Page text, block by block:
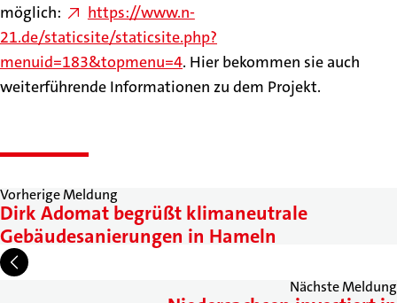
möglich:
https://www.n-
21.de/staticsite/staticsite.php?
menuid=183&topmenu=4. Hier bekommen sie auch
weiterführende Informationen zu dem Projekt.
Vorherige Meldung
Dirk Adomat begrüßt klimaneutrale
Gebäudesanierungen in Hameln
Nächste Meldung